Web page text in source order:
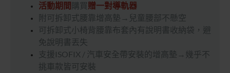
活動期間 購買贈一對導軌器
附可拆卸式腰靠增高墊→兒童腰部不懸空
可拆卸式小椅背腰靠布套內有說明書收納袋，避
免說明書丟失
支援ISOFIX / 汽車安全帶安裝的增高墊 →幾乎不
挑車款皆可安裝